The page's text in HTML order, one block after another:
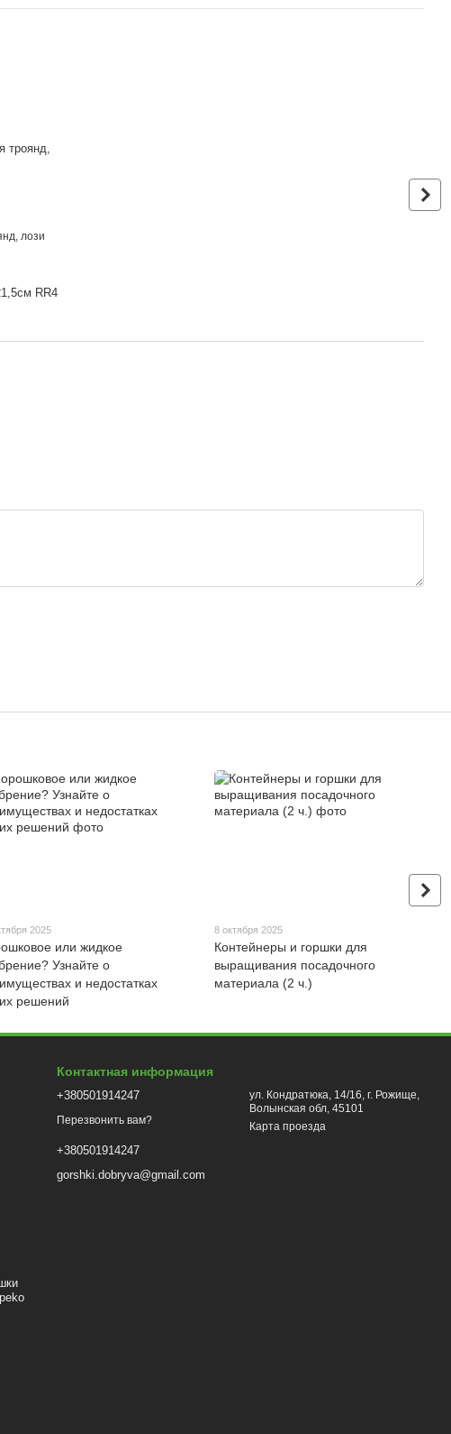
лози
2025
или жидкое
Узнайте о
и недостатках
решений
8 октября 2025
Контейнеры и горшки для
выращивания посадочного
материала (2 ч.)
Контактная информация
+380501914247
Перезвонить вам?
+380501914247
gorshki.dobryva@gmail.com
ул. Кондратюка, 14/16, г. Рожище,
Волынская обл, 45101
Карта проезда